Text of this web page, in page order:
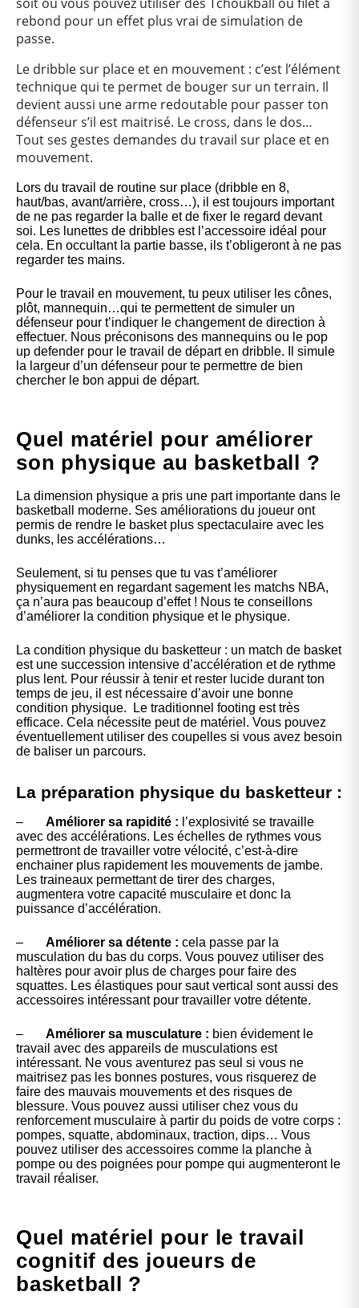
rebond pour un effet plus vrai de simulation de
passe.
Le dribble sur place et en mouvement : c’est l’élément
technique qui te permet de bouger sur un terrain. Il
devient aussi une arme redoutable pour passer ton
défenseur s’il est maitrisé. Le cross, dans le dos…
Tout ses gestes demandes du travail sur place et en
mouvement.
Lors du travail de routine sur place (dribble en 8,
haut/bas, avant/arrière, cross…), il est toujours important
de ne pas regarder la balle et de fixer le regard devant
soi. Les lunettes de dribbles est l’accessoire idéal pour
cela. En occultant la partie basse, ils t’obligeront à ne pas
regarder tes mains.
Pour le travail en mouvement, tu peux utiliser les cônes,
plôt, mannequin…qui te permettent de simuler un
défenseur pour t’indiquer le changement de direction à
effectuer. Nous préconisons des mannequins ou le pop
up defender pour le travail de départ en dribble. Il simule
la largeur d’un défenseur pour te permettre de bien
chercher le bon appui de départ.
Quel matériel pour améliorer
son physique au basketball ?
La dimension physique a pris une part importante dans le
basketball moderne. Ses améliorations du joueur ont
permis de rendre le basket plus spectaculaire avec les
dunks, les accélérations…
Seulement, si tu penses que tu vas t’améliorer
physiquement en regardant sagement les matchs NBA,
ça n’aura pas beaucoup d’effet ! Nous te conseillons
d’améliorer la condition physique et le physique.
La condition physique du basketteur : un match de basket
est une succession intensive d’accélération et de rythme
plus lent. Pour réussir à tenir et rester lucide durant ton
temps de jeu, il est nécessaire d’avoir une bonne
condition physique. Le traditionnel footing est très
efficace. Cela nécessite peut de matériel. Vous pouvez
éventuellement utiliser des coupelles si vous avez besoin
de baliser un parcours.
La préparation physique du basketteur :
– Améliorer sa rapidité : l’explosivité se travaille
avec des accélérations. Les échelles de rythmes vous
permettront de travailler votre vélocité, c’est-à-dire
enchainer plus rapidement les mouvements de jambe.
Les traineaux permettant de tirer des charges,
augmentera votre capacité musculaire et donc la
puissance d’accélération.
– Améliorer sa détente : cela passe par la
musculation du bas du corps. Vous pouvez utiliser des
haltères pour avoir plus de charges pour faire des
squattes. Les élastiques pour saut vertical sont aussi des
accessoires intéressant pour travailler votre détente.
– Améliorer sa musculature : bien évidement le
travail avec des appareils de musculations est
intéressant. Ne vous aventurez pas seul si vous ne
maitrisez pas les bonnes postures, vous risquerez de
faire des mauvais mouvements et des risques de
blessure. Vous pouvez aussi utiliser chez vous du
renforcement musculaire à partir du poids de votre corps :
pompes, squatte, abdominaux, traction, dips… Vous
pouvez utiliser des accessoires comme la planche à
pompe ou des poignées pour pompe qui augmenteront le
travail réaliser.
Quel matériel pour le travail
cognitif des joueurs de
basketball ?